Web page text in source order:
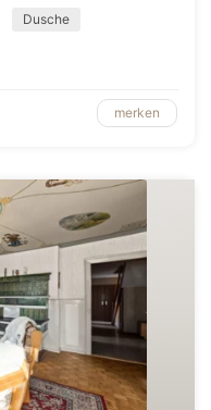
Dusche
merken